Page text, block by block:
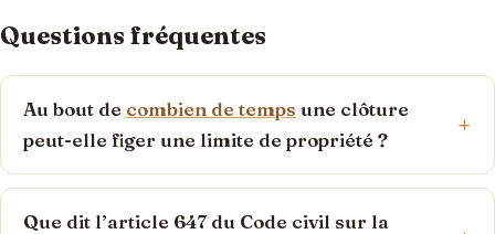
Questions fréquentes
Au bout de combien de temps une clôture
peut-elle figer une limite de propriété ?
Que dit l’article 647 du Code civil sur la